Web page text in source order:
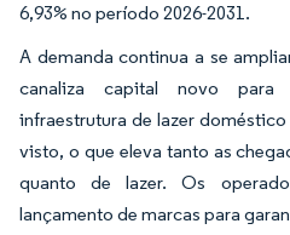
6,93% no período 2026-2031.
A demanda continua a se
canaliza capital novo para
infraestrutura de lazer
visto, o que eleva tanto as
quanto de lazer. Os
lançamento de marcas para